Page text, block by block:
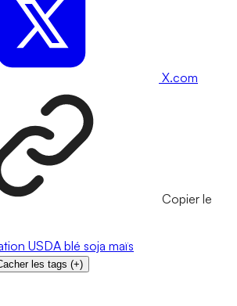
X.com
Copier le
USDA blé soja maïs
les tags (+)